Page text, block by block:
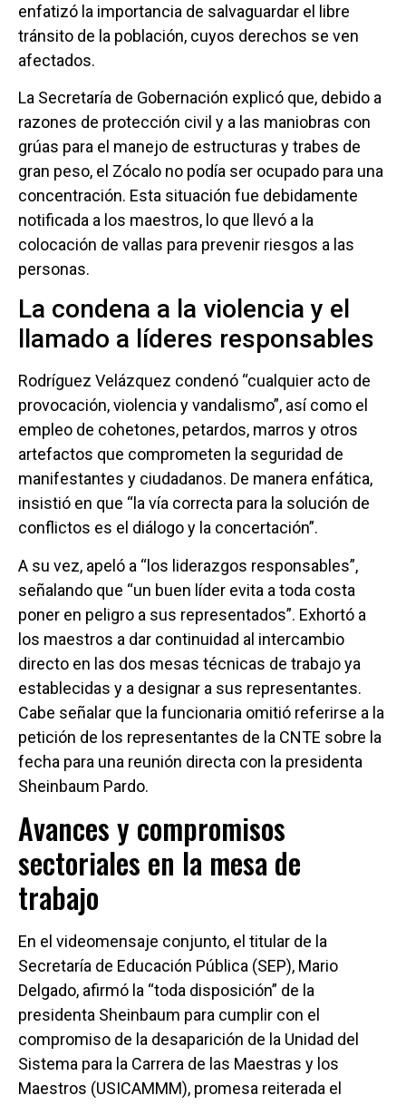
enfatizó la importancia de salvaguardar el libre
tránsito de la población, cuyos derechos se ven
afectados.
La Secretaría de Gobernación explicó que, debido a
razones de protección civil y a las maniobras con
grúas para el manejo de estructuras y trabes de
gran peso, el Zócalo no podía ser ocupado para una
concentración. Esta situación fue debidamente
notificada a los maestros, lo que llevó a la
colocación de vallas para prevenir riesgos a las
personas.
La condena a la violencia y el
llamado a líderes responsables
Rodríguez Velázquez condenó “cualquier acto de
provocación, violencia y vandalismo”, así como el
empleo de cohetones, petardos, marros y otros
artefactos que comprometen la seguridad de
manifestantes y ciudadanos. De manera enfática,
insistió en que “la vía correcta para la solución de
conflictos es el diálogo y la concertación”.
A su vez, apeló a “los liderazgos responsables”,
señalando que “un buen líder evita a toda costa
poner en peligro a sus representados”. Exhortó a
los maestros a dar continuidad al intercambio
directo en las dos mesas técnicas de trabajo ya
establecidas y a designar a sus representantes.
Cabe señalar que la funcionaria omitió referirse a la
petición de los representantes de la CNTE sobre la
fecha para una reunión directa con la presidenta
Sheinbaum Pardo.
Avances y compromisos
sectoriales en la mesa de
trabajo
En el videomensaje conjunto, el titular de la
Secretaría de Educación Pública (SEP), Mario
Delgado, afirmó la “toda disposición” de la
presidenta Sheinbaum para cumplir con el
compromiso de la desaparición de la Unidad del
Sistema para la Carrera de las Maestras y los
Maestros (USICAMMM), promesa reiterada el